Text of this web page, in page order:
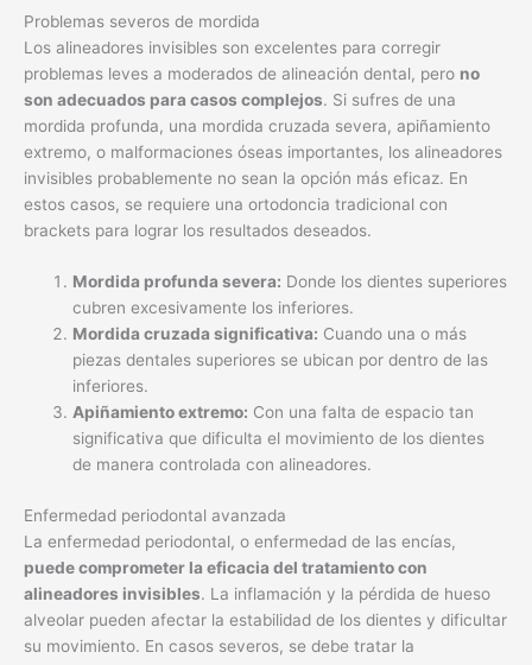
Problemas severos de mordida
Los alineadores invisibles son excelentes para corregir
problemas leves a moderados de alineación dental, pero no
son adecuados para casos complejos. Si sufres de una
mordida profunda, una mordida cruzada severa, apiñamiento
extremo, o malformaciones óseas importantes, los alineadores
invisibles probablemente no sean la opción más eficaz. En
estos casos, se requiere una ortodoncia tradicional con
brackets para lograr los resultados deseados.
Mordida profunda severa: Donde los dientes superiores
cubren excesivamente los inferiores.
Mordida cruzada significativa: Cuando una o más
piezas dentales superiores se ubican por dentro de las
inferiores.
Apiñamiento extremo: Con una falta de espacio tan
significativa que dificulta el movimiento de los dientes
de manera controlada con alineadores.
Enfermedad periodontal avanzada
La enfermedad periodontal, o enfermedad de las encías,
puede comprometer la eficacia del tratamiento con
alineadores invisibles. La inflamación y la pérdida de hueso
alveolar pueden afectar la estabilidad de los dientes y dificultar
su movimiento. En casos severos, se debe tratar la